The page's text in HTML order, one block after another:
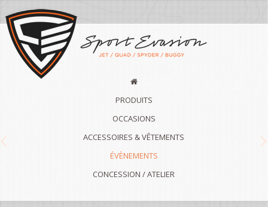
PRODUITS
OCCASIONS
ACCESSOIRES & VÊTEMENTS
ÉVÈNEMENTS
CONCESSION / ATELIER
Previous